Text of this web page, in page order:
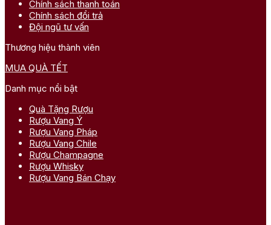
Chính sách thanh toán
Chính sách đổi trả
Đội ngũ tư vấn
Thương hiệu thành viên
MUA QUÀ TẾT
Danh mục nổi bật
Quà Tặng Rượu
Rượu Vang Ý
Rượu Vang Pháp
Rượu Vang Chile
Rượu Champagne
Rượu Whisky
Rượu Vang Bán Chạy